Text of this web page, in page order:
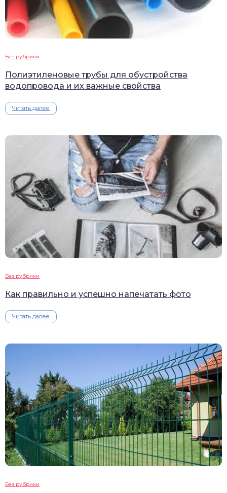
Без рубрики
Полиэтиленовые трубы для обустройства
водопровода и их важные свойства
Читать далее
Без рубрики
Как правильно и успешно напечатать фото
Читать далее
Без рубрики